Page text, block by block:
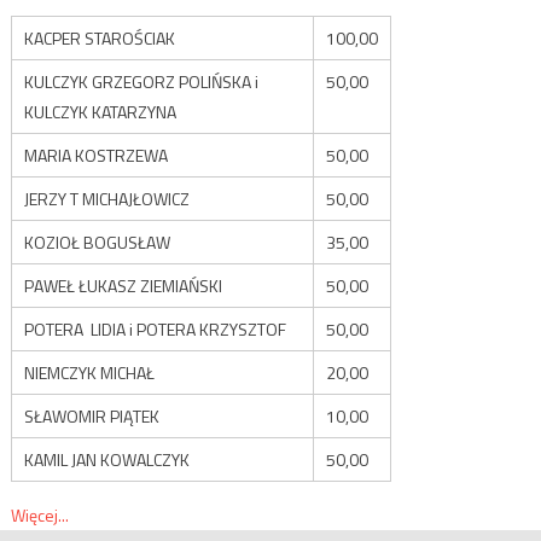
KACPER STAROŚCIAK
100,00
KULCZYK GRZEGORZ POLIŃSKA i
KULCZYK KATARZYNA
50,00
MARIA KOSTRZEWA
50,00
JERZY T MICHAJŁOWICZ
50,00
KOZIOŁ BOGUSŁAW
35,00
PAWEŁ ŁUKASZ ZIEMIAŃSKI
50,00
POTERA LIDIA i POTERA KRZYSZTOF
50,00
NIEMCZYK MICHAŁ
20,00
SŁAWOMIR PIĄTEK
10,00
KAMIL JAN KOWALCZYK
50,00
Więcej...